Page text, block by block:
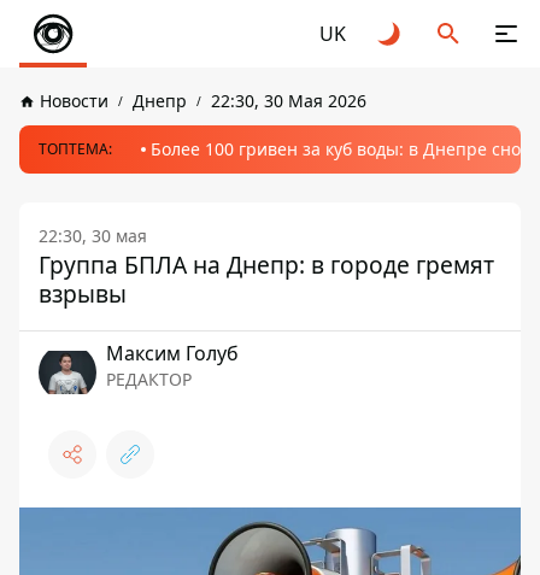
UK
Новости Днепр 22:30, 30 Мая 2026
ТОПТЕМА: Более 100 гривен за куб воды: в Днепре
22:30, 30 мая
Группа БПЛА на Днепр: в городе гремят
взрывы
Максим Голуб
РЕДАКТОР